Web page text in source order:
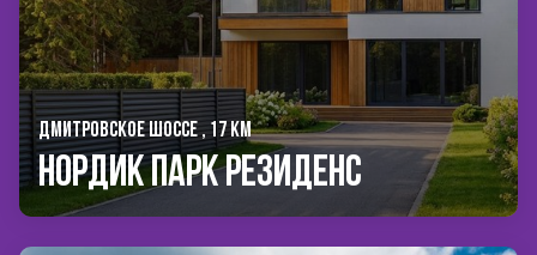
ДМИТРОВСКОЕ ШОССЕ , 17 КМ
Нордик Парк Резиденс